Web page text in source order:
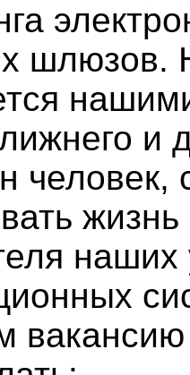
шлюзов.
и
человек,
наших